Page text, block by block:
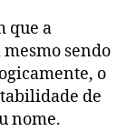
que a
sendo
o
de
nome.